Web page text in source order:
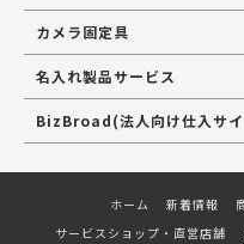
カメラ固定具
名入れ製品サービス
BizBroad(法人向け仕入サイ
ホーム 新着情報
サービスショップ・直営店舗